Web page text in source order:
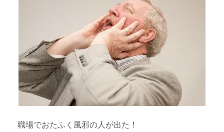
職場でおたふく風邪の人が出た！